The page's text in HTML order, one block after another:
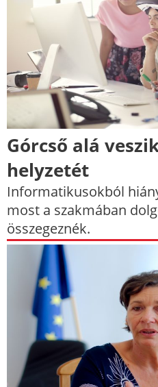
Górcső alá
helyzetét
Informatikusokból
most a szakmában
összegeznék.